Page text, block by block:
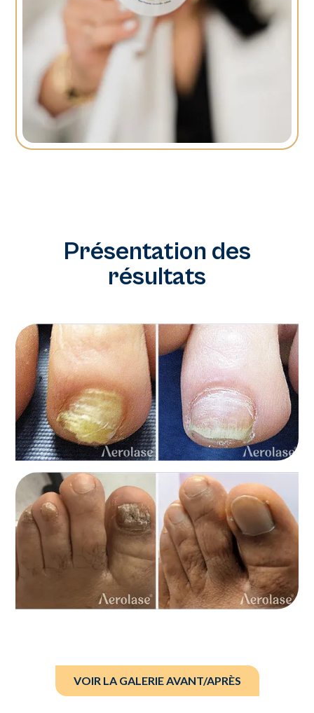
Présentation des
résultats
VOIR LA GALERIE AVANT/APRÈS